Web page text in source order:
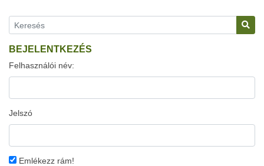
BEJELENTKEZÉS
Felhasználói név:
Jelszó
Emlékezz rám!